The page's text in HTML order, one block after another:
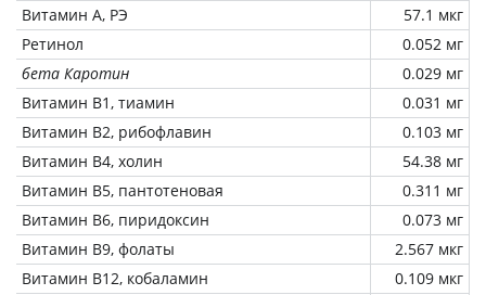
Витамин А, РЭ
57.1 мкг
Ретинол
0.052 мг
бета Каротин
0.029 мг
Витамин В1, тиамин
0.031 мг
Витамин В2, рибофлавин
0.103 мг
Витамин В4, холин
54.38 мг
Витамин В5, пантотеновая
0.311 мг
Витамин В6, пиридоксин
0.073 мг
Витамин В9, фолаты
2.567 мкг
Витамин В12, кобаламин
0.109 мкг